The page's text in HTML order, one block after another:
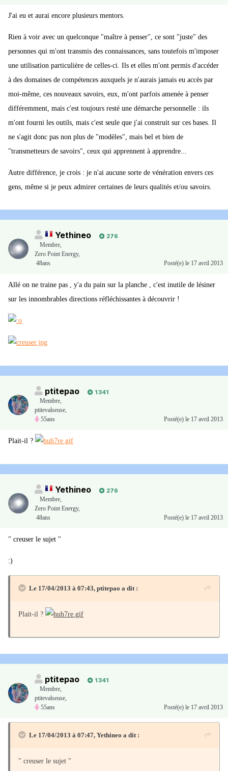
J'ai eu et aurai encore plusieurs mentors.
Rien à voir avec un quelconque "maître à penser", ce sont "juste" des
personnes qui m'ont transmis des connaissances, sans toutefois m'imposer
une utilisation particulière de celles-ci. Ils et elles m'ont permis d'accéder
à des domaines de compétences auxquels je n'aurais jamais eu accès par
moi-même, ces nouveaux savoirs, eux, m'ont parfois amenée à penser
différemment, mais c'est toujours resté une démarche personnelle : ils
m'ont fourni les outils, mais c'est seule que j'ai construit sur ces bases. Il
ne s'agit donc pas non plus de "modèles", mais bel et bien de
"transmetteurs de savoirs", ceux qui apprennent à apprendre...
Autre différence, je crois : je n'ai aucune sorte de vénération envers ces
gens, même si je peux admirer certaines de leurs qualités et/ou savoirs.
Yethineo
276
Membre
Zero Point Energy,
48ans
Posté(e) le 17 avril 2013
Allé on ne traine pas , y'a du pain sur la planche , c'est inutile de lésiner
sur les innombrables directions réfléchissantes à découvrir !
ptitepao
1 341
Membre
ptitevalseuse,
55ans
Posté(e) le 17 avril 2013
Plait-il ?
Yethineo
276
Membre
Zero Point Energy,
48ans
Posté(e) le 17 avril 2013
" creuser le sujet "
:)
Le 17/04/2013 à 07:43, ptitepao a dit :
Plait-il ?
ptitepao
1 341
Membre
ptitevalseuse,
55ans
Posté(e) le 17 avril 2013
Le 17/04/2013 à 07:47, Yethineo a dit :
" creuser le sujet "